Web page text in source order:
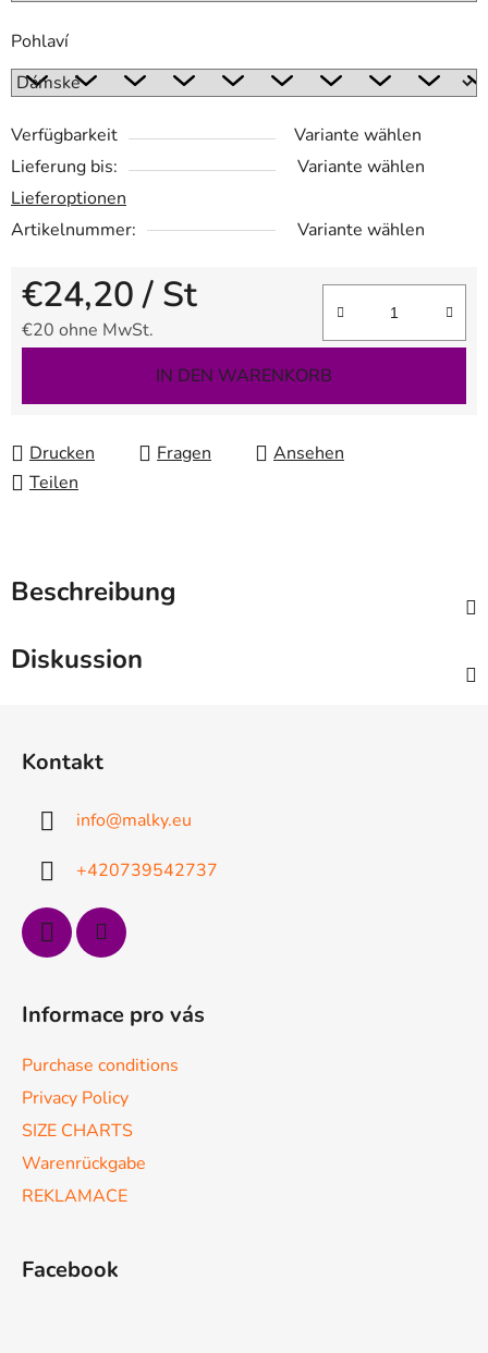
Pohlaví
Verfügbarkeit
Variante wählen
Lieferung bis:
Variante wählen
Lieferoptionen
Artikelnummer:
Variante wählen
€24,20/ St
€20 ohne MwSt.
IN DEN WARENKORB
Drucken Fragen
Ansehen
Teilen
Beschreibung
Diskussion
Kontakt
info@malky.eu
+420739542737
Informace pro vás
Purchase conditions
Privacy Policy
SIZE CHARTS
Warenrückgabe
REKLAMACE
Facebook